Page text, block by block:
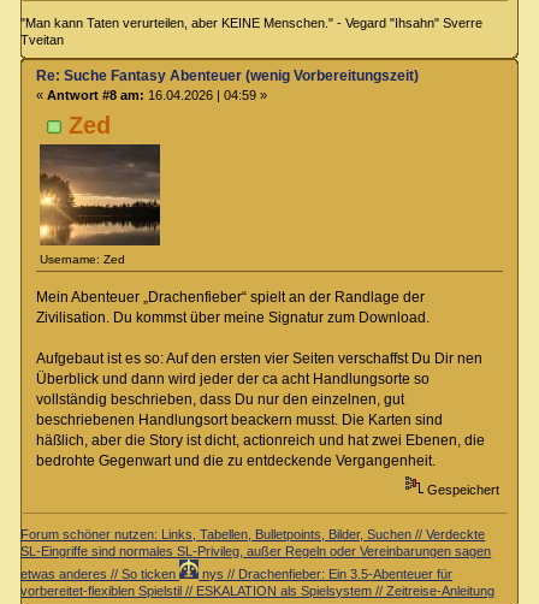
"Man kann Taten verurteilen, aber KEINE Menschen." - Vegard "Ihsahn" Sverre
Tveitan
Zed
Username: Zed
Re: Suche Fantasy Abenteuer (wenig Vorbereitungszeit)
« Antwort #8 am: 16.04.2026 | 04:59 »
Mein Abenteuer „Drachenfieber“ spielt an der Randlage der
Zivilisation. Du kommst über meine Signatur zum Download.
Aufgebaut ist es so: Auf den ersten vier Seiten verschaffst Du Dir nen
Überblick und dann wird jeder der ca acht Handlungsorte so
vollständig beschrieben, dass Du nur den einzelnen, gut
beschriebenen Handlungsort beackern musst. Die Karten sind
häßlich, aber die Story ist dicht, actionreich und hat zwei Ebenen, die
bedrohte Gegenwart und die zu entdeckende Vergangenheit.
Gespeichert
Forum schöner nutzen: Links, Tabellen, Bulletpoints, Bilder, Suchen // Verdeckte
SL-Eingriffe sind normales SL-Privileg, außer Regeln oder Vereinbarungen sagen
etwas anderes // So ticken
nys // Drachenfieber: Ein 3.5-Abenteuer für
vorbereitet-flexiblen Spielstil // ESKALATION als Spielsystem // Zeitreise-Anleitung